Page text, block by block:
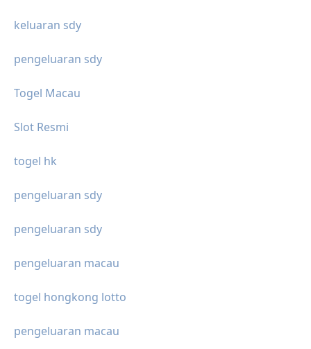
keluaran sdy
pengeluaran sdy
Togel Macau
Slot Resmi
togel hk
pengeluaran sdy
pengeluaran sdy
pengeluaran macau
togel hongkong lotto
pengeluaran macau